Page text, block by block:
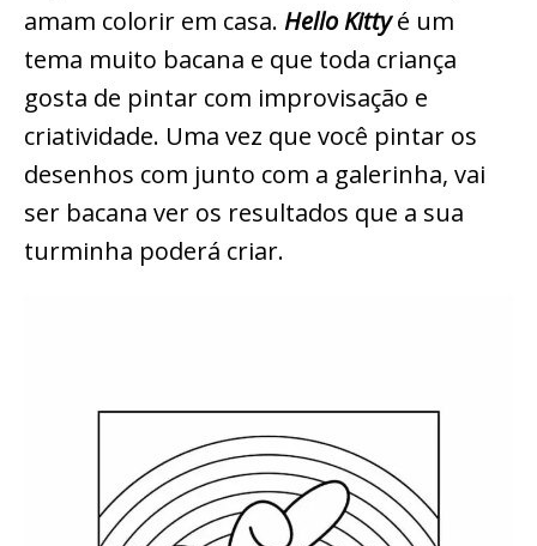
amam colorir em casa. Hello Kittyé um
tema muito bacana e que toda criança
gosta de pintar com improvisação e
criatividade. Uma vez que você pintar os
desenhos com junto com a galerinha, vai
ser bacana ver os resultados que a sua
turminha poderá criar.